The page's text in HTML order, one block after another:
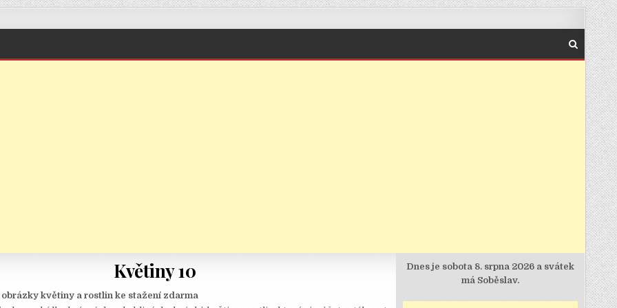
Květiny 10
květiny a rostlin ke stažení zdarma
Dnes je sobota 8. srpna 2026 a svátek
má Soběslav.